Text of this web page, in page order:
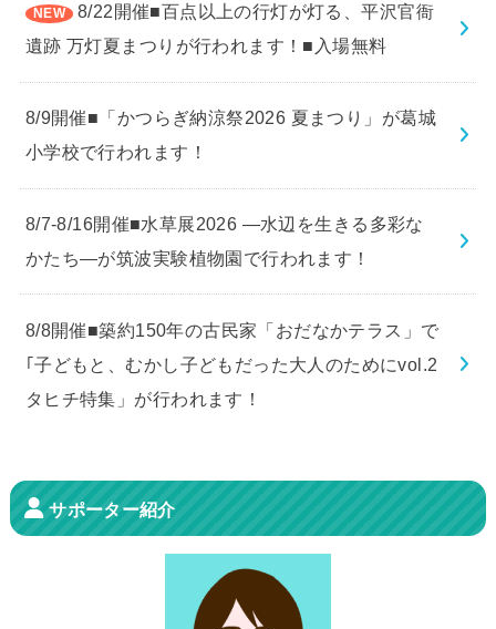
8/22開催■百点以上の行灯が灯る、平沢官衙
遺跡 万灯夏まつりが行われます！■入場無料
8/9開催■「かつらぎ納涼祭2026 夏まつり」が葛城
小学校で行われます！
8/7-8/16開催■水草展2026 ―水辺を生きる多彩な
かたち―が筑波実験植物園で行われます！
8/8開催■築約150年の古民家「おだなかテラス」で
｢子どもと、むかし子どもだった大人のためにvol.2
タヒチ特集」が行われます！
サポーター紹介